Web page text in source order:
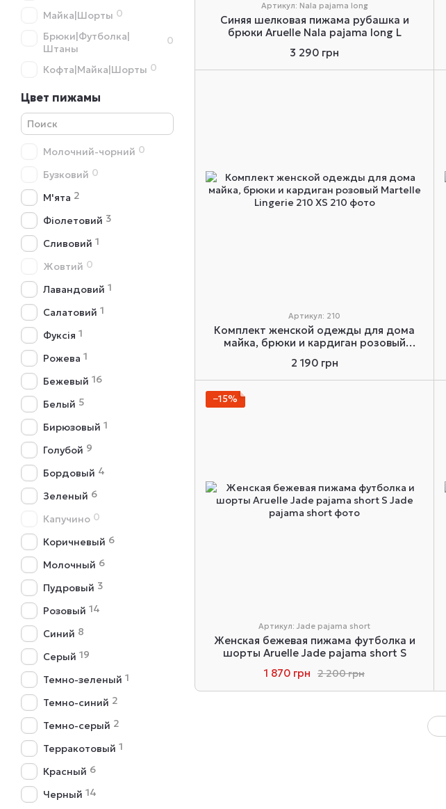
Артикул: Nala pajama long
Синяя шелковая пижама рубашка и
брюки Aruelle Nala pajama long L
3 290 грн
Артикул: 210
Комплект женской одежды для дома
майка, брюки и кардиган розовый
2 190 грн
−15%
Артикул: Jade pajama short
Женская бежевая пижама футболка и
шорты Aruelle Jade pajama short S
2 200 грн
1 870 грн
Майка|Шорты 0
Брюки|Футболка|
Штаны
0
Кофта|Майка|Шорты 0
Цвет пижамы
Молочний-чорний 0
Бузковий 0
М'ята 2
Фіолетовий 3
Сливовий 1
Жовтий 0
Лавандовий 1
Салатовий 1
Фуксія 1
Рожева 1
Бежевый 16
Белый 5
Бирюзовый 1
Голубой 9
Бордовый 4
Зеленый 6
Капучино 0
Коричневый 6
Молочный 6
Пудровый 3
Розовый 14
Синий 8
Серый 19
Темно-зеленый 1
Темно-синий 2
Темно-серый 2
Терракотовый 1
Красный 6
Черный 14